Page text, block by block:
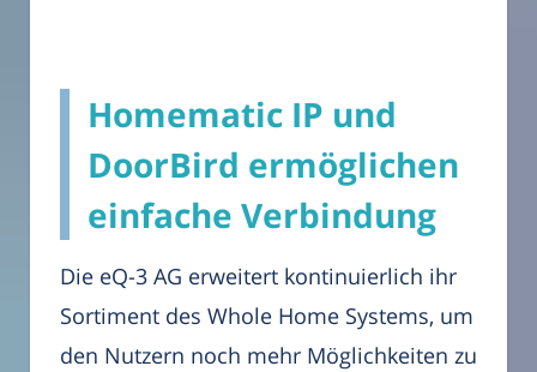
Homematic IP und
DoorBird ermöglichen
einfache Verbindung
Die eQ-3 AG erweitert kontinuierlich ihr
Sortiment des Whole Home Systems, um
den Nutzern noch mehr Möglichkeiten zu